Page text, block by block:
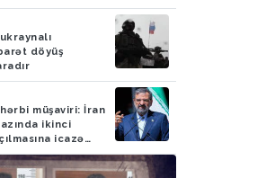
edib
döyüş
müşaviri: İran
ikinci
icazə